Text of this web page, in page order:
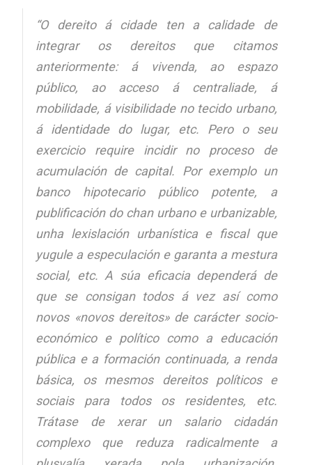
“O dereito á cidade ten a calidade de
integrar os dereitos que citamos
anteriormente: á vivenda, ao espazo
público, ao acceso á centraliade, á
mobilidade, á visibilidade no tecido urbano,
á identidade do lugar, etc. Pero o seu
exercicio require incidir no proceso de
acumulación de capital. Por exemplo un
banco hipotecario público potente, a
publificación do chan urbano e urbanizable,
unha lexislación urbanística e fiscal que
yugule a especulación e garanta a mestura
social, etc. A súa eficacia dependerá de
que se consigan todos á vez así como
novos «novos dereitos» de carácter socio-
económico e político como a educación
pública e a formación continuada, a renda
básica, os mesmos dereitos políticos e
sociais para todos os residentes, etc.
Trátase de xerar un salario cidadán
complexo que reduza radicalmente a